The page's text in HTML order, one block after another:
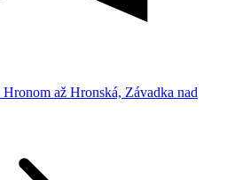
až Hronská, Závadka nad